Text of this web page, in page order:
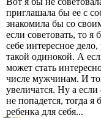
приглашала бы ее с
знакомила бы со
если советовать, то я
себе интересное
такой одинокой. А
может стать
числе мужчинам. И
увеличатся. Ну а
не попадется, тогда я
ребенка для себя...